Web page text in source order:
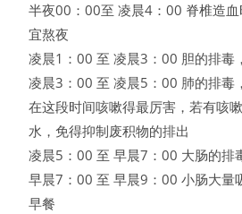
半夜00：00至 凌晨4：00 脊椎造
宜熬夜
凌晨1：00 至 凌晨3：00 胆的排毒
凌晨3：00 至 凌晨5：00 肺的排毒
在这段时间咳嗽得最厉害，若有咳
水，免得抑制废积物的排出
凌晨5：00 至 早晨7：00 大肠的排
早晨7：00 至 早晨9：00 小肠大量
早餐